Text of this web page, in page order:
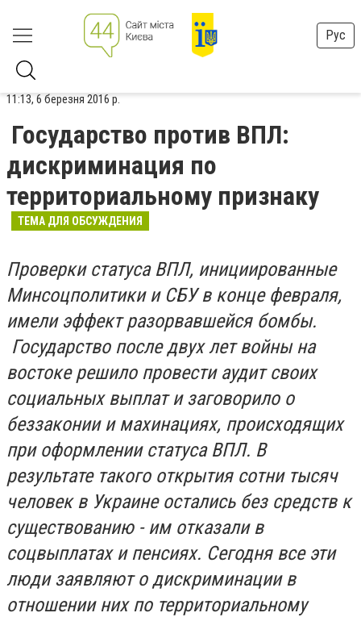
Рус
11:13, 6 березня 2016 р.
Государство против ВПЛ:
дискриминация по
территориальному признаку
ТЕМА ДЛЯ ОБСУЖДЕНИЯ
Проверки статуса ВПЛ, инициированные
Минсоцполитики и СБУ в конце февраля,
имели эффект разорвавшейся бомбы.
Государство после двух лет войны на
востоке решило провести аудит своих
социальных выплат и заговорило о
беззаконии и махинациях, происходящих
при оформлении статуса ВПЛ. В
результате такого открытия сотни тысяч
человек в Украине остались без средств к
существованию - им отказали в
соцвыплатах и пенсиях. Сегодня все эти
люди заявляют о дискриминации в
отношении них по территориальному